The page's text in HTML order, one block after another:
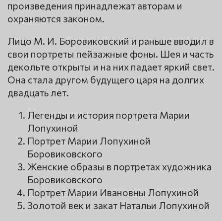
произведения принадлежат авторам и
охраняются законом.
Лицо М. И. Боровиковский и раньше вводил в
свои портреты пейзажные фоны. Шея и часть
декольте открыты и на них падает яркий свет.
Она стала другом будущего царя на долгих
двадцать лет.
Легенды и история портрета Марии
Лопухиной
Портрет Марии Лопухиной
Боровиковского
Женские образы в портретах художника
Боровиковского
Портрет Марии Ивановны Лопухиной
Золотой век и закат Натальи Лопухиной